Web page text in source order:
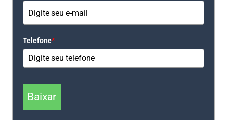
Telefone*
Baixar